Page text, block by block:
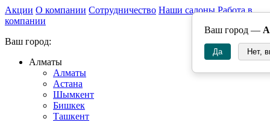
Ваш город —
Да Нет,
Акции О компании Сотрудничество Наши салоны Работа в
компании
Ваш город:
Алматы
Алматы
Астана
Шымкент
Бишкек
Ташкент